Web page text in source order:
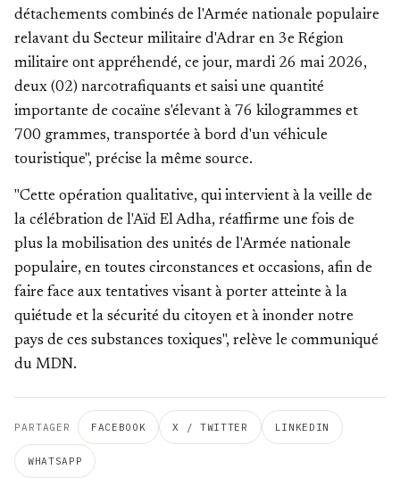
détachements combinés de l'Armée nationale populaire
relavant du Secteur militaire d'Adrar en 3e Région
militaire ont appréhendé, ce jour, mardi 26 mai 2026,
deux (02) narcotrafiquants et saisi une quantité
importante de cocaïne s'élevant à 76 kilogrammes et
700 grammes, transportée à bord d'un véhicule
touristique", précise la même source.
"Cette opération qualitative, qui intervient à la veille de
la célébration de l'Aïd El Adha, réaffirme une fois de
plus la mobilisation des unités de l'Armée nationale
populaire, en toutes circonstances et occasions, afin de
faire face aux tentatives visant à porter atteinte à la
quiétude et la sécurité du citoyen et à inonder notre
pays de ces substances toxiques", relève le communiqué
du MDN.
PARTAGER FACEBOOK X / TWITTER LINKEDIN
WHATSAPP